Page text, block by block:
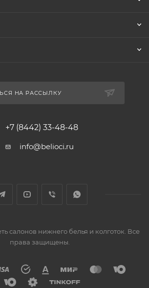
НА РАССЫЛКУ
+7 (8442) 33-48-48
info@belioci.ru
салонов нижнего белья и колготок. Все
права защищены.